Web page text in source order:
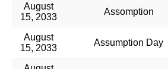
August
15, 2033
Assomption
August
15, 2033
Assumption Day